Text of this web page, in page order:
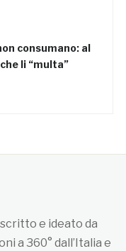
consumano: al
li “multa”
e ideato da
a 360° dall’Italia e